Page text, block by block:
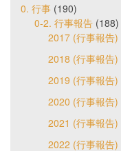
0. 行事 (190)
0-2. 行事報告 (188)
2017 (行事報告)
2018 (行事報告)
2019 (行事報告)
2020 (行事報告)
2021 (行事報告)
2022 (行事報告)